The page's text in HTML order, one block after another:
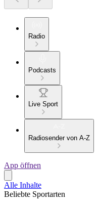
Radio
Podcasts
Live Sport
Radiosender von A-Z
App öffnen
Alle Inhalte
Beliebte Sportarten